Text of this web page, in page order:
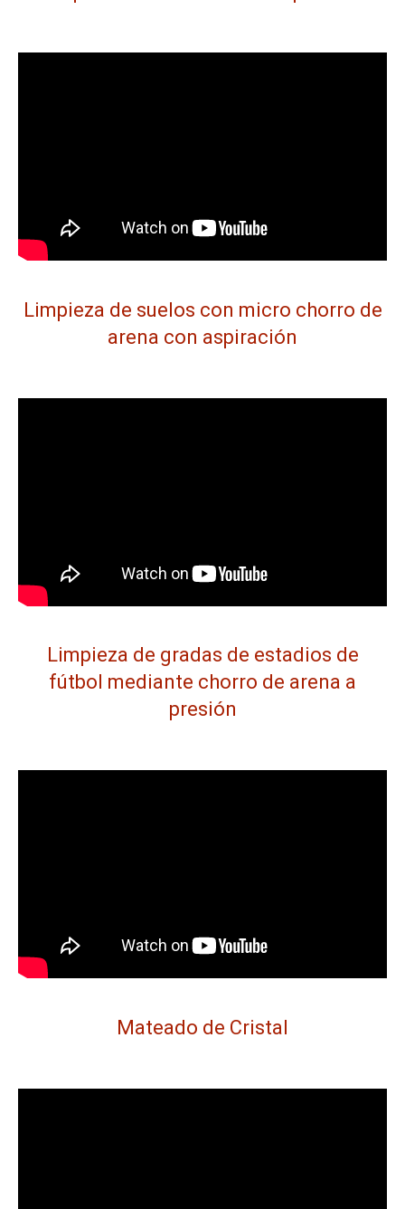
Limpieza de suelos con micro chorro de
arena con aspiración
Limpieza de gradas de estadios de
fútbol mediante chorro de arena a
presión
Mateado de Cristal